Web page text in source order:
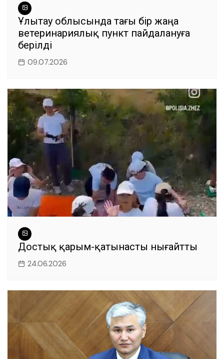
Ұлытау облысында тағы бір жаңа
ветеринариялық пункт пайдалануға
берілді
09.07.2026
Достық қарым-қатынасты нығайтты
24.06.2026